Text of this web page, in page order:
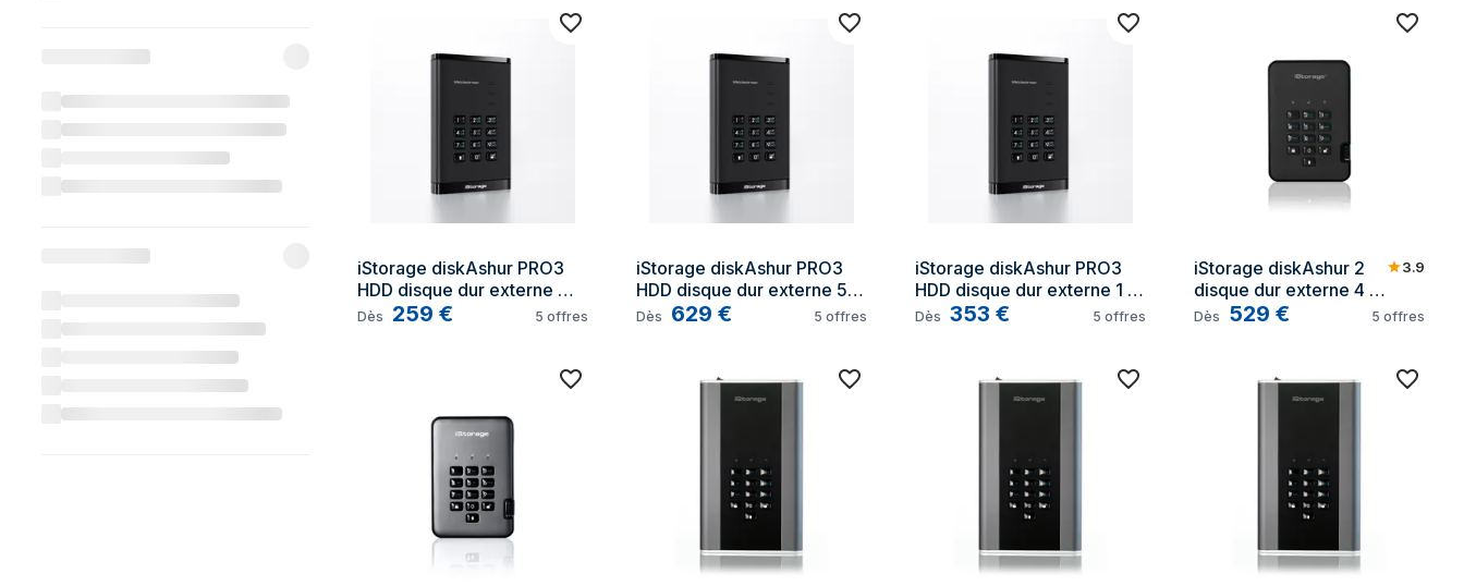
iStorage diskAshur PRO3
HDD disque dur externe
500 Go USB Type-C 3.2
Dès 259 € 5 offres
iStorage diskAshur PRO3
HDD disque dur externe 5
To USB Type-C 3.2 Gen 1
Dès 629 € 5 offres
iStorage diskAshur PRO3
HDD disque dur externe 1
To USB Type-C 3.2 Gen 1
Dès 353 € 5 offres
iStorage diskAshur 2
disque dur externe 4
To Noir
3.9
Dès 529 € 5 offres